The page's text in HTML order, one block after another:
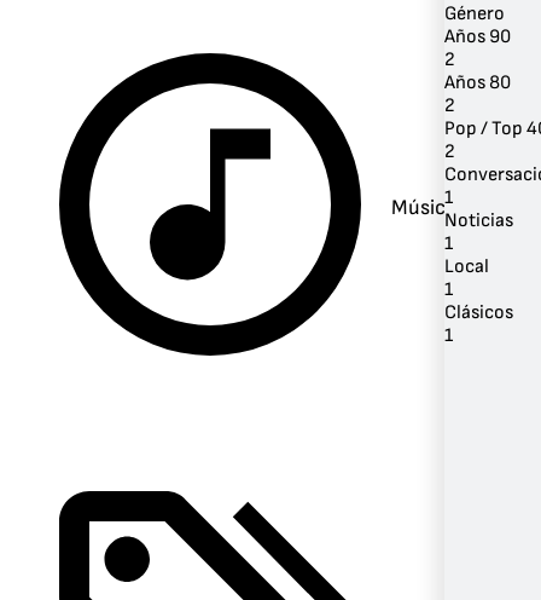
Música
Género
Años 90
2
Años 80
2
Pop / Top
2
1
Noticias
1
Local
1
Clásicos
1